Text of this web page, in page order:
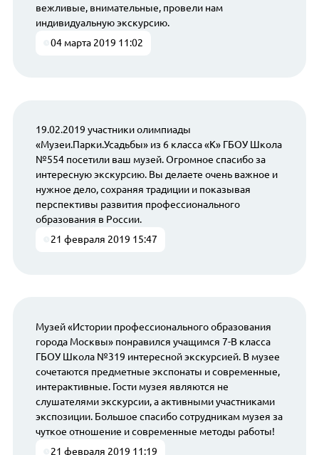
вежливые, внимательные, провели нам
индивидуальную экскурсию.
04 марта 2019 11:02
19.02.2019 участники олимпиады
«Музеи.Парки.Усадьбы» из 6 класса «К» ГБОУ Школа
№554 посетили ваш музей. Огромное спасибо за
интересную экскурсию. Вы делаете очень важное и
нужное дело, сохраняя традиции и показывая
перспективы развития профессионального
образования в России.
21 февраля 2019 15:47
Музей «Истории профессионального образования
города Москвы» понравился учащимся 7-В класса
ГБОУ Школа №319 интересной экскурсией. В музее
сочетаются предметные экспонаты и современные,
интерактивные. Гости музея являются не
слушателями экскурсии, а активными участниками
экспозиции. Большое спасибо сотрудникам музея за
чуткое отношение и современные методы работы!
21 февраля 2019 11:19